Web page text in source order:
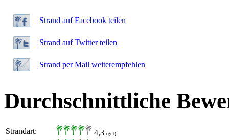
Strand auf Facebook teilen
Strand auf Twitter teilen
Strand per Mail weiterempfehlen
Durchschnittliche
Strandart: 4,3 (gut)